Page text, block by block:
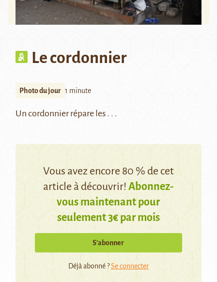
Le cordonnier
Photo du jour 1 minute
Un cordonnier répare les . . .
Vous avez encore 80 % de cet
article à découvrir!Abonnez-
vous maintenant pour
seulement 3€ par mois
S’abonner
Déjà abonné ?Se connecter